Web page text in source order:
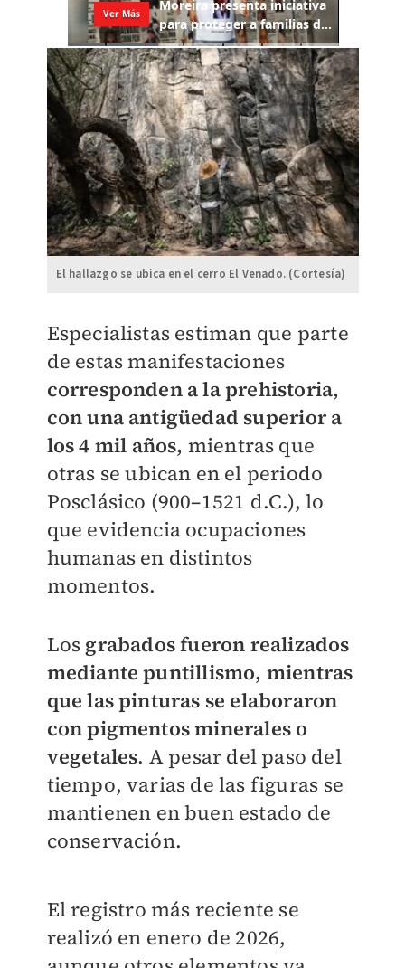
El hallazgo se ubica en el cerro El Venado. (Cortesía)
Especialistas estiman que parte
de estas manifestaciones
corresponden a la prehistoria,
con una antigüedad superior a
los 4 mil años, mientras que
otras se ubican en el periodo
Posclásico (900–1521 d.C.), lo
que evidencia ocupaciones
humanas en distintos
momentos.
Los grabados fueron realizados
mediante puntillismo, mientras
que las pinturas se elaboraron
con pigmentos minerales o
vegetales. A pesar del paso del
tiempo, varias de las figuras se
mantienen en buen estado de
conservación.
El registro más reciente se
realizó en enero de 2026,